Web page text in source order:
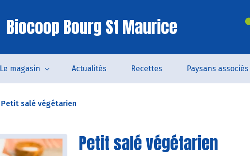
Biocoop Bourg St Maurice
Le magasin Actualités Recettes Paysans associés
Petit salé végétarien
Petit salé végétarien